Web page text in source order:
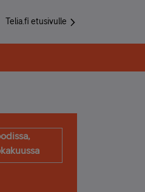
Telia.fi etusivulle